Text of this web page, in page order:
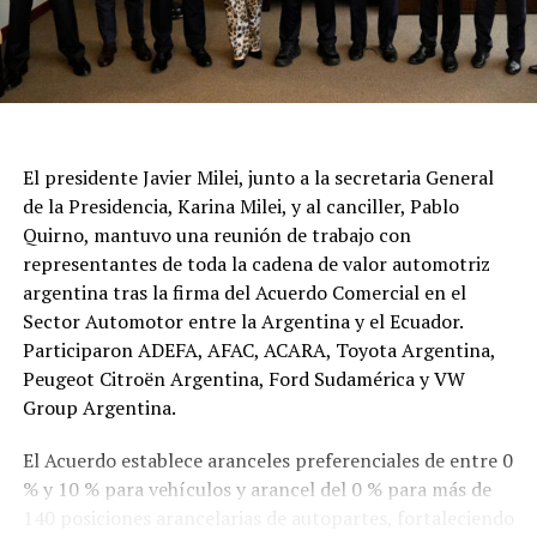
El presidente Javier Milei, junto a la secretaria General
de la Presidencia, Karina Milei, y al canciller, Pablo
Quirno, mantuvo una reunión de trabajo con
representantes de toda la cadena de valor automotriz
argentina tras la firma del Acuerdo Comercial en el
Sector Automotor entre la Argentina y el Ecuador.
Participaron ADEFA, AFAC, ACARA, Toyota Argentina,
Peugeot Citroën Argentina, Ford Sudamérica y VW
Group Argentina.
El Acuerdo establece aranceles preferenciales de entre 0
% y 10 % para vehículos y arancel del 0 % para más de